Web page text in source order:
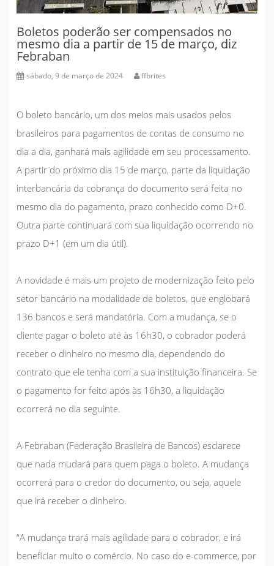
Boletos poderão ser compensados no
mesmo dia a partir de 15 de março, diz
Febraban
sábado, 9 de março de 2024 ffbrites
O boleto bancário, um dos meios mais usados pelos
brasileiros para pagamentos de contas de consumo no
dia a dia, ganhará mais agilidade em seu processamento.
A partir do próximo dia 15 de março, parte da liquidação
interbancária da cobrança do documento será feita no
mesmo dia do pagamento, prazo conhecido como D+0.
Outra parte continuará com sua liquidação ocorrendo no
prazo D+1 (em um dia útil).
A novidade é mais um projeto de modernização feito pelo
setor bancário na modalidade de boletos, que englobará
136 bancos e será mandatória. Com a mudança, se o
cliente pagar o boleto até às 16h30, o cobrador poderá
receber o dinheiro no mesmo dia, dependendo do
contrato que ele tenha com a sua instituição financeira. Se
o pagamento for feito após às 16h30, a liquidação
ocorrerá no dia seguinte.
A Febraban (Federação Brasileira de Bancos) esclarece
que nada mudará para quem paga o boleto. A mudança
ocorrerá para o credor do documento, ou seja, aquele
que irá receber o dinheiro.
“A mudança trará mais agilidade para o cobrador, e irá
beneficiar muito o comércio. No caso do e-commerce, por